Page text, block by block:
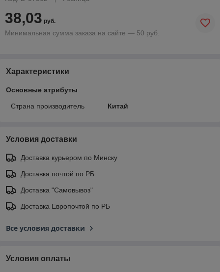
38,03 руб.
Минимальная сумма заказа на сайте — 50 руб.
Характеристики
Основные атрибуты
Страна производитель Китай
Условия доставки
Доставка курьером по Минску
Доставка почтой по РБ
Доставка "Самовывоз"
Доставка Европочтой по РБ
Все условия доставки
Условия оплаты